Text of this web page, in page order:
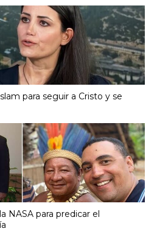
para seguir a Cristo y se
NASA para predicar el